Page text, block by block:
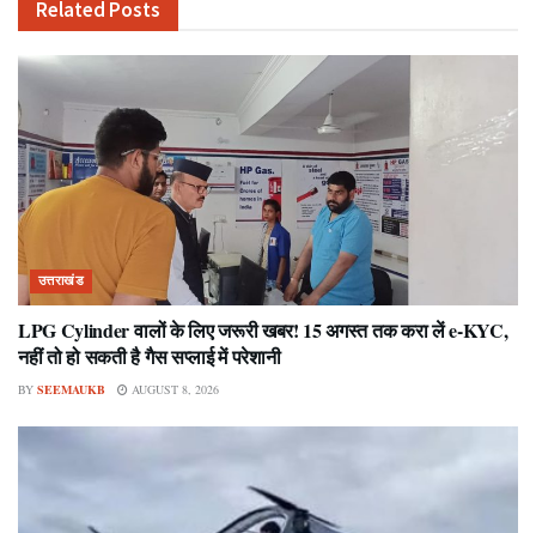
Related Posts
उत्तराखंड
LPG Cylinder वालों के लिए जरूरी खबर! 15 अगस्त तक करा लें e-KYC,
नहीं तो हो सकती है गैस सप्लाई में परेशानी
BY SEEMAUKB AUGUST 8, 2026